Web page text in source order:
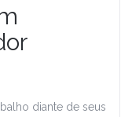
diante de seus